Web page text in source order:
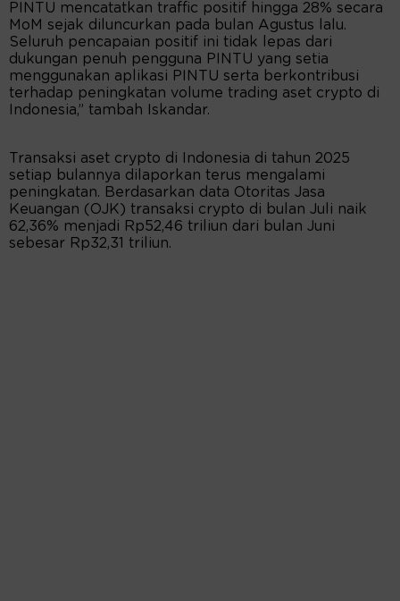
PINTU mencatatkan traffic positif hingga 28% secara
MoM sejak diluncurkan pada bulan Agustus lalu.
Seluruh pencapaian positif ini tidak lepas dari
dukungan penuh pengguna PINTU yang setia
menggunakan aplikasi PINTU serta berkontribusi
terhadap peningkatan volume trading aset crypto di
Indonesia,” tambah Iskandar.
Transaksi aset crypto di Indonesia di tahun 2025
setiap bulannya dilaporkan terus mengalami
peningkatan. Berdasarkan data Otoritas Jasa
Keuangan (OJK) transaksi crypto di bulan Juli naik
62,36% menjadi Rp52,46 triliun dari bulan Juni
sebesar Rp32,31 triliun.